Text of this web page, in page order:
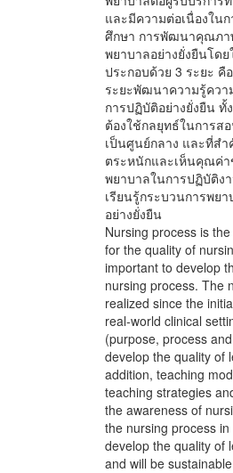
และมีความต่อเนื่องใน
ศึกษา การพัฒนาคุณภา
พยาบาลอย่างยั่งยืนโดย
ประกอบด้วย 3 ระยะ คื
ระยะพัฒนาความรู้ควา
การปฏิบัติอย่างยั่งยืน ทั้
ต้องใช้กลยุทธ์ในการส
เป็นศูนย์กลาง และที่ส
ตระหนักและเห็นคุณค่า
พยาบาลในการปฏิบัติ
เรียนรู้กระบวนการพย
อย่างยั่งยืน
Nursing process is
for the quality of
important to develop
nursing process. The
realized since the
real-world clinical
(purpose, process
develop the quality of
addition, teaching
teaching strategies
the awareness of
the nursing process
develop the quality of
and will be